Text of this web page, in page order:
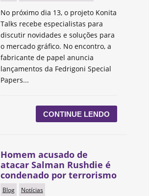
No próximo dia 13, o projeto Konita
Talks recebe especialistas para
discutir novidades e soluções para
o mercado gráfico. No encontro, a
fabricante de papel anuncia
lançamentos da Fedrigoni Special
Papers...
CONTINUE LENDO
Homem acusado de
atacar Salman Rushdie é
condenado por terrorismo
Blog Notícias